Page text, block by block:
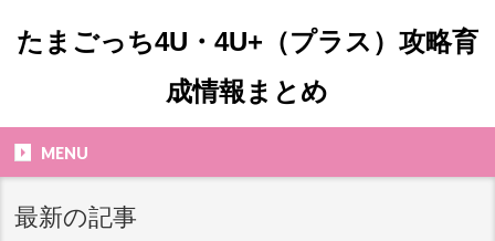
たまごっち4U・4U+（プラス）攻略育
成情報まとめ
MENU
最新の記事